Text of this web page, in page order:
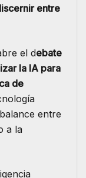
entre
el debate
la IA para
de
entre
a la